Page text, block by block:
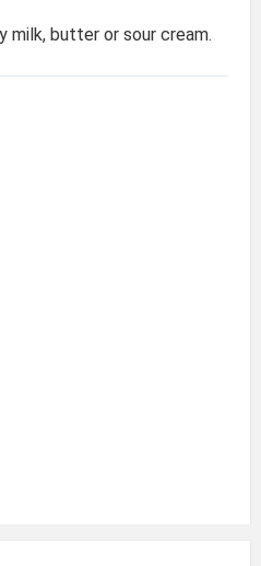
milk, butter or sour cream.